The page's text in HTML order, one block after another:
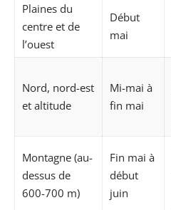
Plaines du
centre et de
l’ouest
Début
mai
Nord, nord-est
et altitude
Mi-mai à
fin mai
Montagne (au-
dessus de
600-700 m)
Fin mai à
début
juin